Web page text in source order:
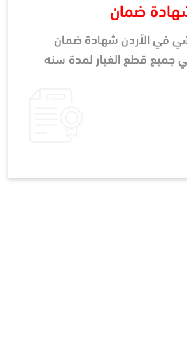
ضمان
في الأردن شهادة ضمان
جميع قطع الغيار لمدة سنه